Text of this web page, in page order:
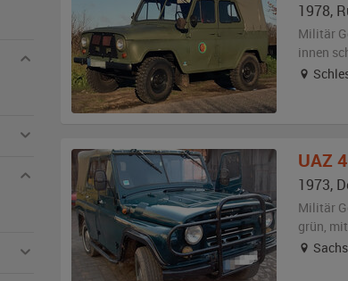
1978,
Militär
innen
UAZ
1973,
Militär
grün,